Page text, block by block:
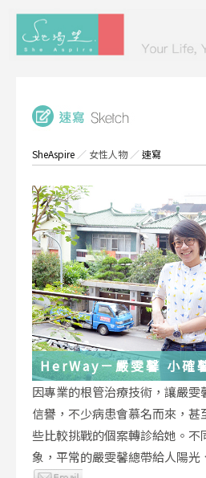
SheAspire ／ 女性人物／速寫
HerWay－嚴雯馨 小確
小確幸
因專業的根管治療技術，讓嚴
信譽，不少病患會慕名而來，
些比較挑戰的個案轉診給她。不
象，平常的嚴雯馨總帶給人陽光